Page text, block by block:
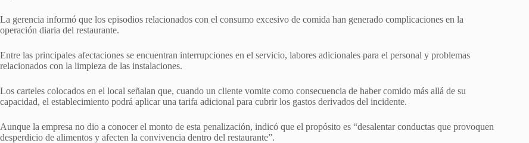
La gerencia informó que los episodios relacionados con el consumo excesivo de comida han generado complicaciones en la
operación diaria del restaurante.
Entre las principales afectaciones se encuentran interrupciones en el servicio, labores adicionales para el personal y problemas
relacionados con la limpieza de las instalaciones.
Los carteles colocados en el local señalan que, cuando un cliente vomite como consecuencia de haber comido más allá de su
capacidad, el establecimiento podrá aplicar una tarifa adicional para cubrir los gastos derivados del incidente.
Aunque la empresa no dio a conocer el monto de esta penalización, indicó que el propósito es “desalentar conductas que provoquen
desperdicio de alimentos y afecten la convivencia dentro del restaurante”.